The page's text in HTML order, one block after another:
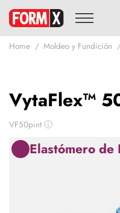
Home Moldeo y Fundición
VytaFlex™
VF50pint ⓘ
Elastómero de